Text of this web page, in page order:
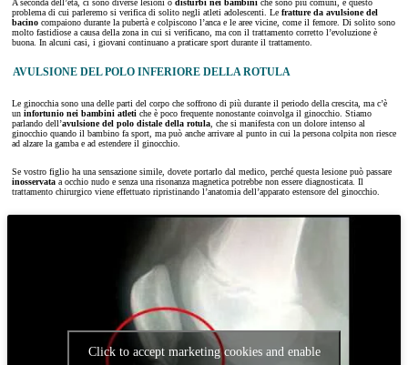
problema di cui parleremo si verifica di solito negli atleti adolescenti. Le fratture da avulsione del
bacino compaiono durante la pubertà e colpiscono l’anca e le aree vicine, come il femore. Di solito sono
molto fastidiose a causa della zona in cui si verificano, ma con il trattamento corretto l’evoluzione è
buona. In alcuni casi, i giovani continuano a praticare sport durante il trattamento.
AVULSIONE DEL POLO INFERIORE DELLA ROTULA
Le ginocchia sono una delle parti del corpo che soffrono di più durante il periodo della crescita, ma c’è
un infortunio nei bambini atleti che è poco frequente nonostante coinvolga il ginocchio. Stiamo
parlando dell’avulsione del polo distale della rotula , che si manifesta con un dolore intenso al
ginocchio quando il bambino fa sport, ma può anche arrivare al punto in cui la persona colpita non riesce
ad alzare la gamba e ad estendere il ginocchio.
Se vostro figlio ha una sensazione simile, dovete portarlo dal medico, perché questa lesione può passare
inosservata a occhio nudo e senza una risonanza magnetica potrebbe non essere diagnosticata. Il
trattamento chirurgico viene effettuato ripristinando l’anatomia dell’apparato estensore del ginocchio.
Click to accept marketing cookies and enable